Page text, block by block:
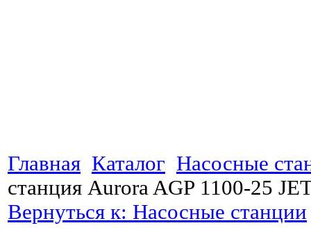
Главная Каталог Насосные
станция Aurora AGP 1100-25
Вернуться к: Насосные станции